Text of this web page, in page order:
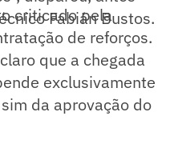
Fabián Bustos.
criticado pela
de reforços.
que a chegada
exclusivamente
da aprovação do